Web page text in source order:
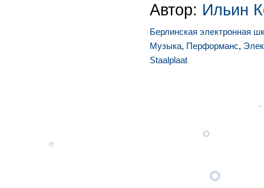
Автор: Ильин
Берлинская электронная
Музыка, Перформанс,
Staalplaat